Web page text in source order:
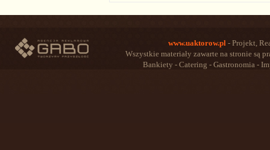
www.uaktorow.pl - Projekt,
Wszystkie materiały zawarte na stronie są
Bankiety - Catering - Gastronomia -